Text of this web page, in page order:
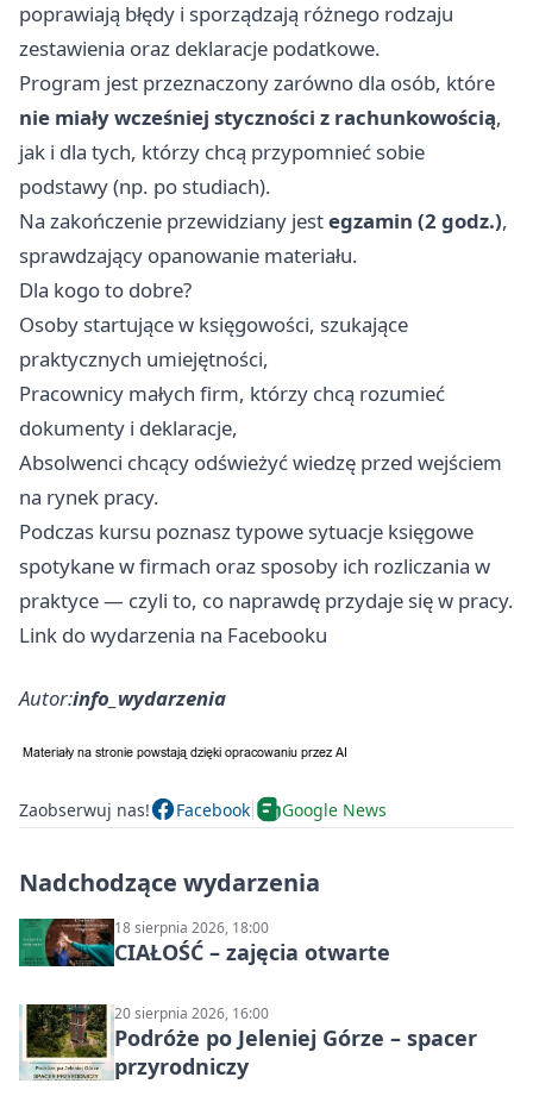
poprawiają błędy i sporządzają różnego rodzaju
zestawienia oraz deklaracje podatkowe.
Program jest przeznaczony zarówno dla osób, które
nie miały wcześniej styczności z rachunkowością,
jak i dla tych, którzy chcą przypomnieć sobie
podstawy (np. po studiach).
Na zakończenie przewidziany jestegzamin (2 godz.),
sprawdzający opanowanie materiału.
Dla kogo to dobre?
Osoby startujące w księgowości, szukające
praktycznych umiejętności,
Pracownicy małych firm, którzy chcą rozumieć
dokumenty i deklaracje,
Absolwenci chcący odświeżyć wiedzę przed wejściem
na rynek pracy.
Podczas kursu poznasz typowe sytuacje księgowe
spotykane w firmach oraz sposoby ich rozliczania w
praktyce — czyli to, co naprawdę przydaje się w pracy.
Link do wydarzenia na Facebooku
Autor:info_wydarzenia
Zaobserwuj nas! Facebook Google News
Nadchodzące wydarzenia
18 sierpnia 2026, 18:00
CIAŁOŚĆ – zajęcia otwarte
20 sierpnia 2026, 16:00
Podróże po Jeleniej Górze – spacer
przyrodniczy